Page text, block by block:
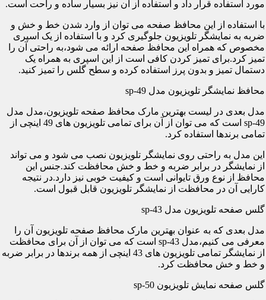
مورد استفاده قرار داد و استفاده از آن نیز بسیار ساده و راحت است.
با استفاده از این محافظ صفحه می توان از وارد شدن خط و خش و
ضربه به نمایشگر تلویزیون جلوگیری کرد و با استفاده از یک اسپری
مخصوص که همراه این محافظ صفحه ارائه می شود،به راحتی آن را
تمیز کرد.برای تمیز کردن کافی است از این اسپری به همراه یک
دستمال تمیز و بدون پرز استفاده کرده و سطح گلس را تمیز کنید.
محافظ نمایشگر تلویزیون مدل sp-49
مدل بعدی در لیست بهترین مارک محافظ صفحه تلویزیون،مدل مدل
sp-49 است که می توان از آن برای تمامی تلویزیون های 49 اینچی از
تمامی برندها استفاده کرد.
این مدل به راحتی روی نمایشگر تلویزیون نصب می شود و می تواند
از نمایشگر در برابر ضربه و خط و خش محافظت کند.جنس این
محافظ از نوع ورق تایوانی است و کیفیت خوبی نیز دارد.در نتیجه
کارایی آن در محافظت از نمایشگر تلویزیون قابل قبول است.
گلس صفحه تلویزیون مدل sp-43
مدل بعدی که به عنوان بهترین مارک محافظ صفحه تلویزیون آن را
معرفی می کنیم،مدل sp-43 است که می توان از آن برای محافظت
از نمایشگر تمامی تلویزیون های 43 اینچی از همه برندها در برابر ضربه
و خط و خش محافظت کرد.
گلس صفحه نمایش تلویزیون sp-50